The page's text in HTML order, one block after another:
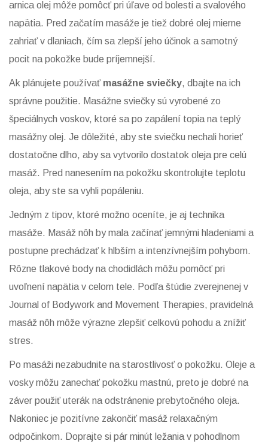
arnica olej môže pomôcť pri úľave od bolesti a svalového
napätia. Pred začatím masáže je tiež dobré olej mierne
zahriať v dlaniach, čím sa zlepší jeho účinok a samotný
pocit na pokožke bude príjemnejší.
Ak plánujete používať masážne sviečky, dbajte na ich
správne použitie. Masážne sviečky sú vyrobené zo
špeciálnych voskov, ktoré sa po zapálení topia na teplý
masážny olej. Je dôležité, aby ste sviečku nechali horieť
dostatočne dlho, aby sa vytvorilo dostatok oleja pre celú
masáž. Pred nanesením na pokožku skontrolujte teplotu
oleja, aby ste sa vyhli popáleniu.
Jedným z tipov, ktoré možno oceníte, je aj technika
masáže. Masáž nôh by mala začínať jemnými hladeniami a
postupne prechádzať k hlbším a intenzívnejším pohybom.
Rôzne tlakové body na chodidlách môžu pomôcť pri
uvoľnení napätia v celom tele. Podľa štúdie zverejnenej v
Journal of Bodywork and Movement Therapies, pravidelná
masáž nôh môže výrazne zlepšiť celkovú pohodu a znížiť
stres.
Po masáži nezabudnite na starostlivosť o pokožku. Oleje a
vosky môžu zanechať pokožku mastnú, preto je dobré na
záver použiť uterák na odstránenie prebytočného oleja.
Nakoniec je pozitívne zakončiť masáž relaxačným
odpočinkom. Doprajte si pár minút ležania v pohodlnom